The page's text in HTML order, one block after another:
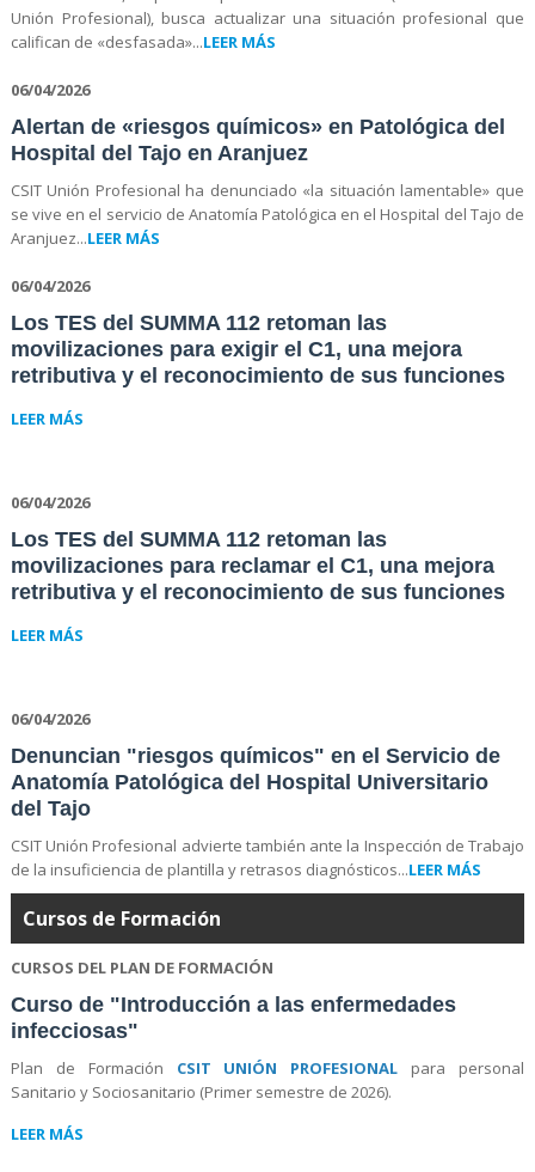
Unión Profesional), busca actualizar una situación profesional que
califican de «desfasada»...LEER MÁS
06/04/2026
Alertan de «riesgos químicos» en Patológica del
Hospital del Tajo en Aranjuez
CSIT Unión Profesional ha denunciado «la situación lamentable» que
se vive en el servicio de Anatomía Patológica en el Hospital del Tajo de
Aranjuez...LEER MÁS
06/04/2026
Los TES del SUMMA 112 retoman las
movilizaciones para exigir el C1, una mejora
retributiva y el reconocimiento de sus funciones
LEER MÁS
06/04/2026
Los TES del SUMMA 112 retoman las
movilizaciones para reclamar el C1, una mejora
retributiva y el reconocimiento de sus funciones
LEER MÁS
06/04/2026
Denuncian "riesgos químicos" en el Servicio de
Anatomía Patológica del Hospital Universitario
del Tajo
CSIT Unión Profesional advierte también ante la Inspección de Trabajo
de la insuficiencia de plantilla y retrasos diagnósticos...LEER MÁS
Cursos de Formación
CURSOS DEL PLAN DE FORMACIÓN
Curso de "Introducción a las enfermedades
infecciosas"
Plan de Formación CSIT UNIÓN PROFESIONAL para personal
Sanitario y Sociosanitario (Primer semestre de 2026).
LEER MÁS